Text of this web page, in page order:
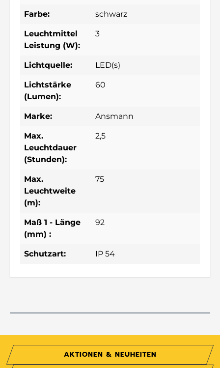
Farbe: schwarz
Leuchtmittel
Leistung (W):
3
Lichtquelle: LED(s)
Lichtstärke
(Lumen):
60
Marke: Ansmann
Max.
Leuchtdauer
(Stunden):
2,5
Max.
Leuchtweite
(m):
75
Maß 1 - Länge
(mm) :
92
Schutzart: IP 54
AKTIONEN & NEUHEITEN